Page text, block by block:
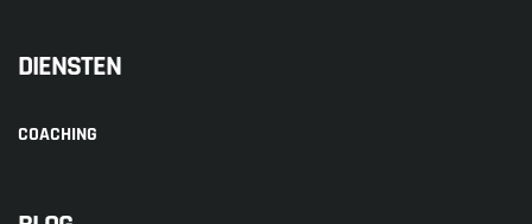
DIENSTEN
COACHING